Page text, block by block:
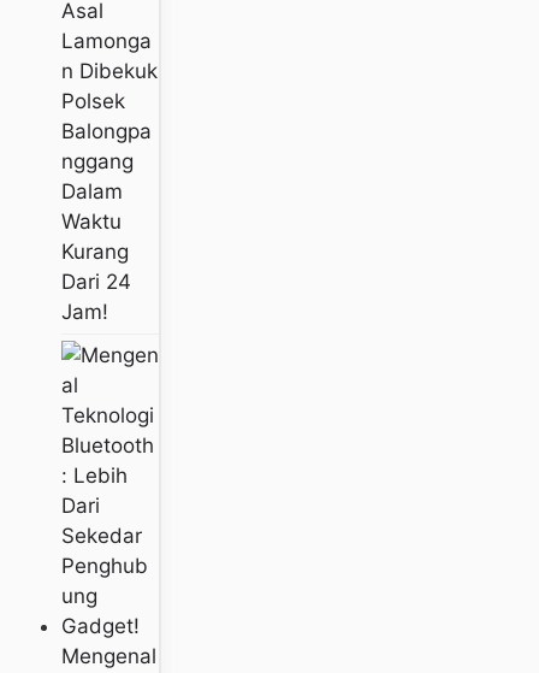
Asal
Lamonga
N Dibekuk
Polsek
Balongpa
Nggang
Dalam
Waktu
Kurang
Dari 24
Jam!
Mengenal